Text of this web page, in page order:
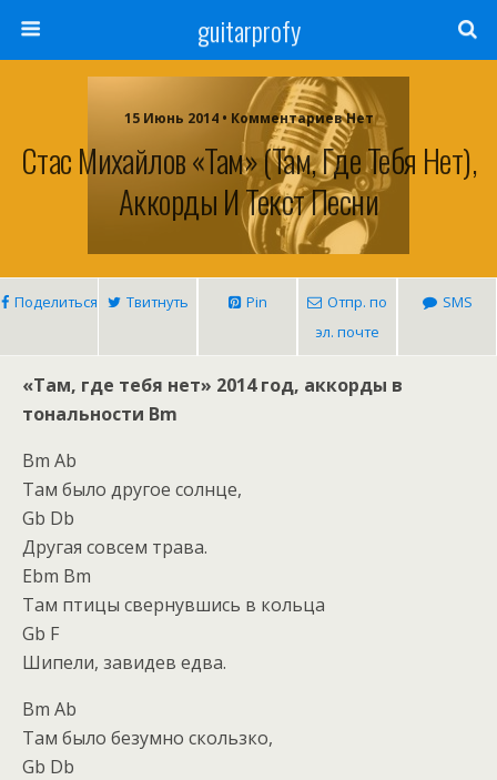
guitarprofy
15 Июнь 2014 • Комментариев Нет
Стас Михайлов «Там» (Там, Где Тебя Нет),
Аккорды И Текст Песни
Поделиться Твитнуть Pin
Отпр. по
эл. почте
SMS
«Там, где тебя нет» 2014 год, аккорды в
тональности Bm
Bm Ab
Там было другое солнце,
Gb Db
Другая совсем трава.
Ebm Bm
Там птицы свернувшись в кольца
Gb F
Шипели, завидев едва.
Bm Ab
Там было безумно скользко,
Gb Db